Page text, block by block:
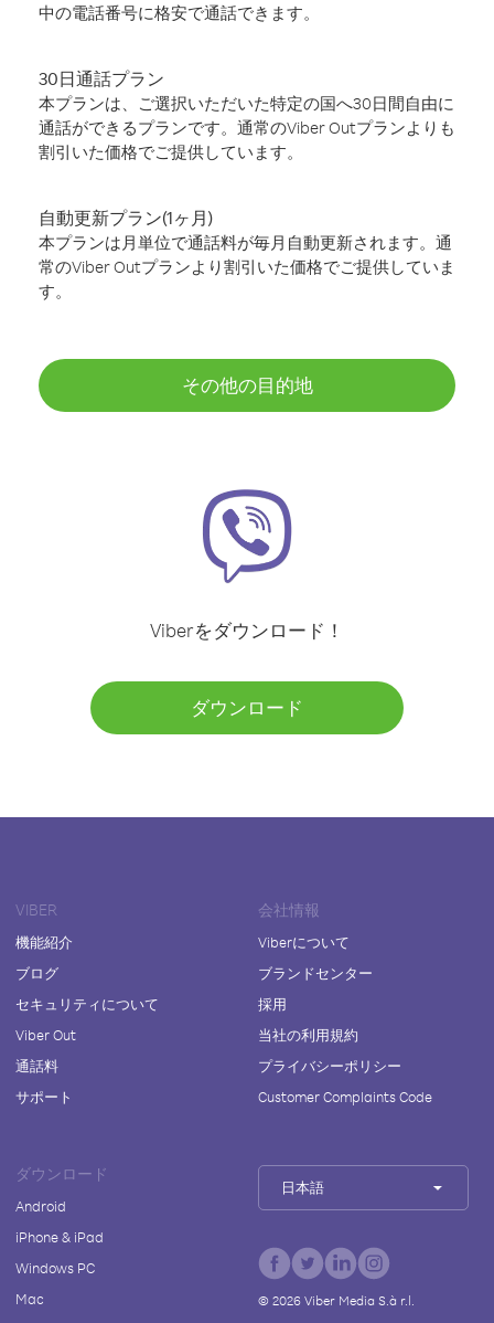
中の電話番号に格安で通話できます。
30日通話プラン
本プランは、ご選択いただいた特定の国へ30日間自由に
通話ができるプランです。通常のViber Outプランよりも
割引いた価格でご提供しています。
自動更新プラン(1ヶ月)
本プランは月単位で通話料が毎月自動更新されます。通
常のViber Outプランより割引いた価格でご提供していま
す。
その他の目的地
Viberをダウンロード！
ダウンロード
VIBER
機能紹介
ブログ
セキュリティについて
Viber Out
通話料
サポート
会社情報
Viberについて
ブランドセンター
採用
当社の利用規約
プライバシーポリシー
Customer Complaints Code
ダウンロード
Android
iPhone & iPad
Windows PC
Mac
日本語
© 2026Viber Media S.à r.l.